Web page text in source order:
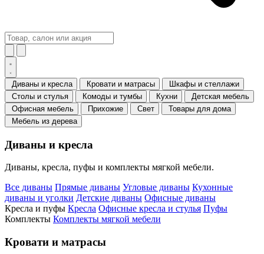
Диваны и кресла Кровати и матрасы
Шкафы и стеллажи
Столы и стулья
Комоды и тумбы Кухни
Детская мебель
Офисная мебель
Прихожие Свет
Товары для дома
Мебель из дерева
Диваны и кресла
Диваны, кресла, пуфы и комплекты мягкой мебели.
Все диваны Прямые диваны Угловые диваны Кухонные
диваны и уголки Детские диваны Офисные диваны
Кресла и пуфы Кресла Офисные кресла и стулья Пуфы
Комплекты Комплекты мягкой мебели
Кровати и матрасы